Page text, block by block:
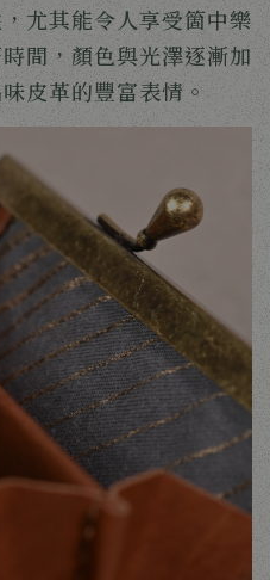
尤其能令人享受箇中樂
間，顏色與光澤逐漸加
皮革的豐富表情。